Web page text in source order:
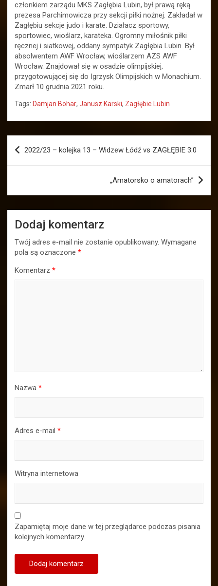
członkiem zarządu MKS Zagłębia Lubin, był prawą ręką
prezesa Parchimowicza przy sekcji piłki nożnej. Zakładał w
Zagłębiu sekcje judo i karate. Działacz sportowy,
sportowiec, wioślarz, karateka. Ogromny miłośnik piłki
ręcznej i siatkowej, oddany sympatyk Zagłębia Lubin. Był
absolwentem AWF Wrocław, wioślarzem AZS AWF
Wrocław. Znajdował się w osadzie olimpijskiej,
przygotowującej się do Igrzysk Olimpijskich w Monachium.
Zmarł 10 grudnia 2021 roku.
Tags: Damjan Bohar, Janusz Karski, Zagłębie Lubin
Nawigacja
wpisu
2022/23 – kolejka 13 – Widzew Łódź vs ZAGŁĘBIE 3:0
„Amatorsko o amatorach”
Dodaj komentarz
Twój adres e-mail nie zostanie opublikowany. Wymagane
pola są oznaczone *
Komentarz *
Nazwa *
Adres e-mail *
Witryna internetowa
Zapamiętaj moje dane w tej przeglądarce podczas pisania
kolejnych komentarzy.